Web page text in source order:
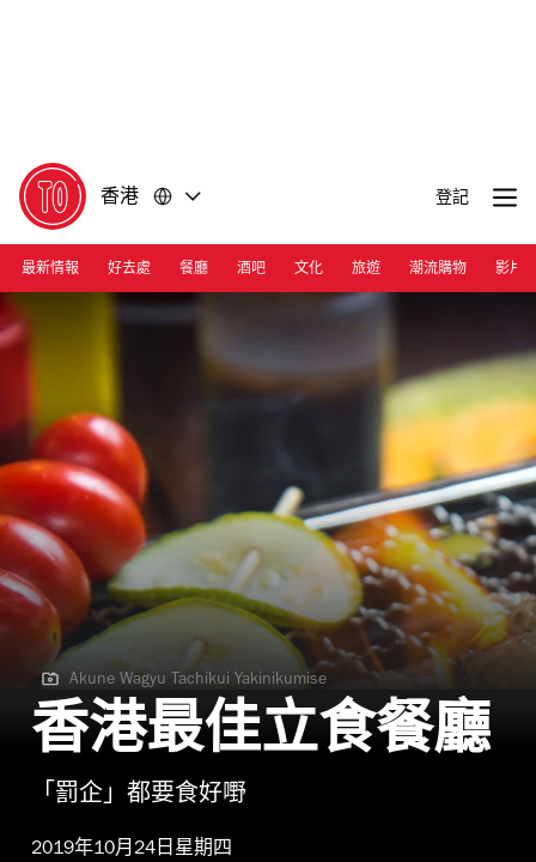
香港 登記
最新情報 好去處 餐廳 酒吧 文化 旅遊 潮流購物 影片
Akune Wagyu Tachikui Yakinikumise
Akune Wagyu Tachikui Yakinikumise
香港最佳立食餐廳
「罰企」都要食好嘢
2019年10月24日星期四